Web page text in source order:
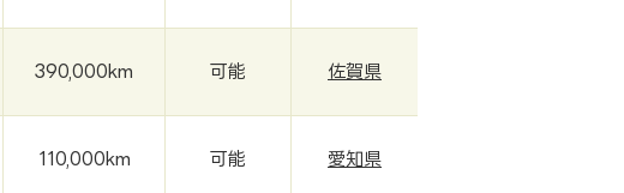
390,000km 可能 佐賀県
110,000km 可能 愛知県